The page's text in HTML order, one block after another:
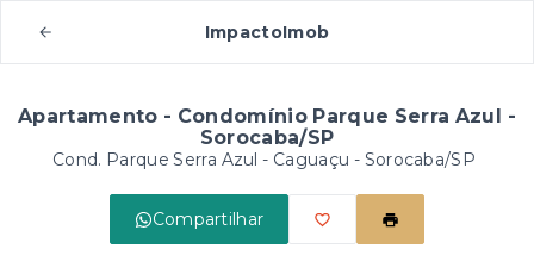
ImpactoImob
Apartamento - Condomínio Parque Serra Azul -
Sorocaba/SP
Cond. Parque Serra Azul - Caguaçu - Sorocaba/SP
Compartilhar